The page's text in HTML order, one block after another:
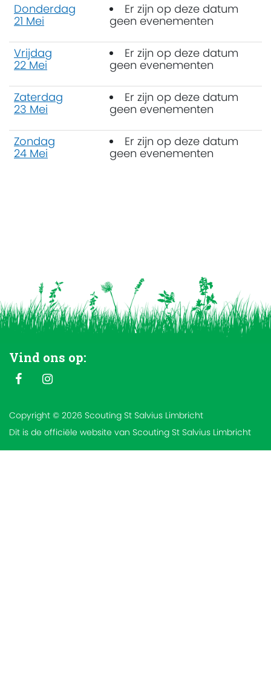
Donderdag
21 Mei
Er zijn op deze datum
geen evenementen
Vrijdag
22 Mei
Er zijn op deze datum
geen evenementen
Zaterdag
23 Mei
Er zijn op deze datum
geen evenementen
Zondag
24 Mei
Er zijn op deze datum
geen evenementen
Vind ons op:
Copyright © 2026 Scouting St Salvius Limbricht
Dit is de officiële website van Scouting St Salvius Limbricht